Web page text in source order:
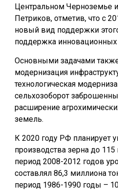
Центральном Черноземье
Петриков, отметив, что с
новый вид поддержки
поддержка инновационных
Основными задачами
модернизация
технологическая
сельхозоборот
расширение
земель.
К 2020 году РФ планирует
производства зерна до
период 2008-2012 годов
составлял 86,3 миллиона
период 1986-1990 годы –